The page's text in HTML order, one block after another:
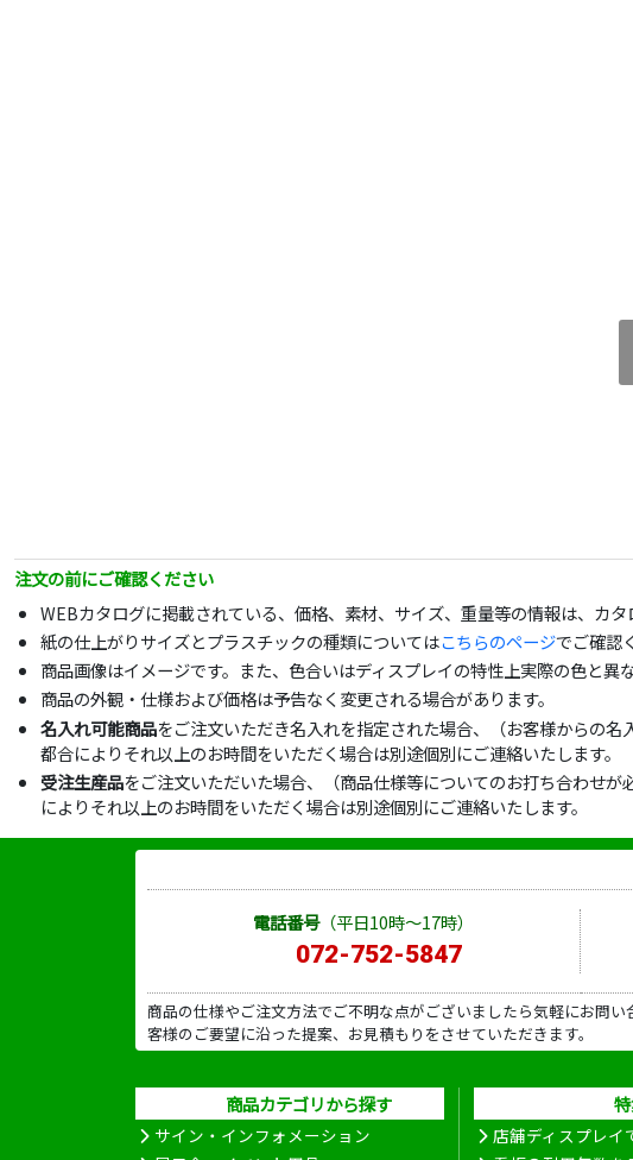
注文の前にご確認ください
WEBカタログに掲載されている、価格、素材、サイズ、重量等の情報は、カ
紙の仕上がりサイズとプラスチックの種類についてはこちらのページでご確認
商品画像はイメージです。また、色合いはディスプレイの特性上実際の色と異
商品の外観・仕様および価格は予告なく変更される場合があります。
名入れ可能商品をご注文いただき名入れを指定された場合、（お客様からの
都合によりそれ以上のお時間をいただく場合は別途個別にご連絡いたします。
受注生産品をご注文いただいた場合、（商品仕様等についてのお打ち合わせ
によりそれ以上のお時間をいただく場合は別途個別にご連絡いたします。
電話番号（平日10時～17時）
072-752-5847
商品の仕様やご注文方法でご不明な点がございましたら気軽にお問
客様のご要望に沿った提案、お見積もりをさせていただきます。
商品カテゴリから探す
サイン・インフォメーション
店舗ディスプレイ